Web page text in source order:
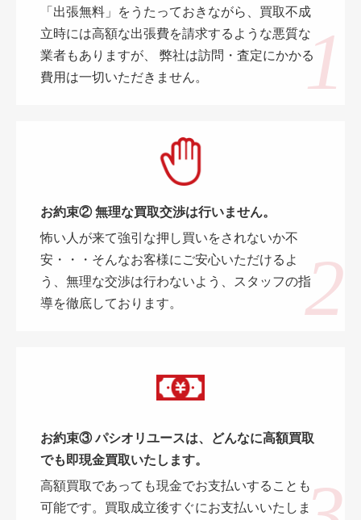
「出張無料」をうたっておきながら、買取不成
立時には高額な出張費を請求するような悪質な
業者もありますが、 弊社は訪問・査定にかかる
費用は一切いただきません。
お約束② 無理な買取交渉は行いません。
怖い人が来て強引な押し買いをされないか不
安・・・そんなお客様にご安心いただけるよ
う、無理な交渉は行わないよう、スタッフの指
導を徹底しております。
お約束③ パシオリユースは、どんなに高額買取
でも即現金買取いたします。
高額買取であっても現金でお支払いすることも
可能です。買取成立後すぐにお支払いいたしま